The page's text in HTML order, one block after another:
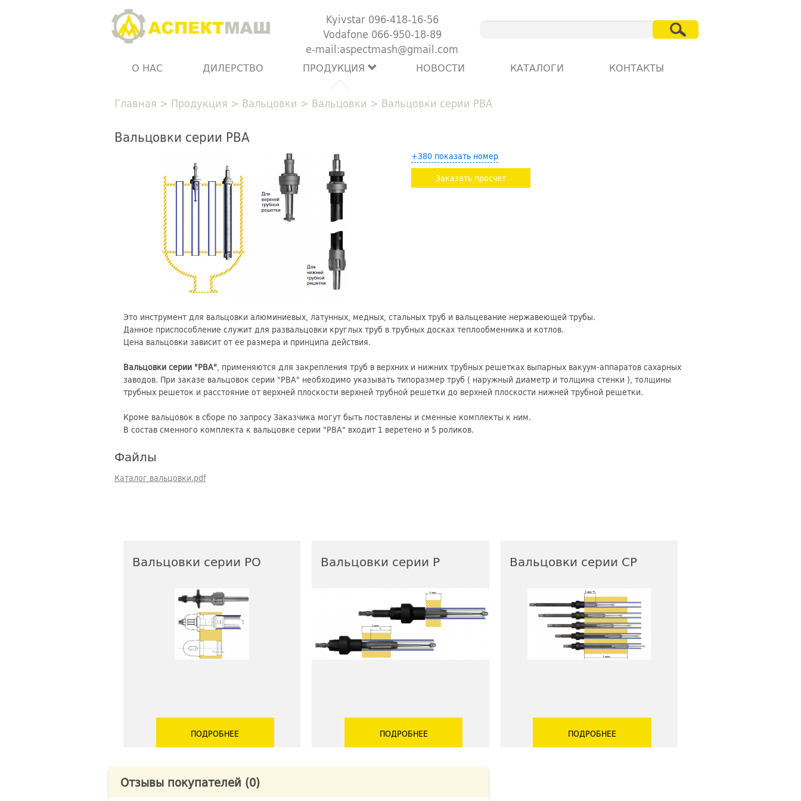
Kyivstar 096-418-16-56
Vodafone 066-950-18-89
e-mail:aspectmash@gmail.com
О НАС ДИЛЕРСТВО ПРОДУКЦИЯ НОВОСТИ КАТАЛОГИ КОНТАКТЫ
Главная > Продукция > Вальцовки > Вальцовки > Вальцовки серии РВА
Вальцовки серии РВА
+380 показать номер
Заказать просчет
Это инструмент для вальцовки алюминиевых, латунных, медных, стальных труб и вальцевание нержавеющей трубы.
Данное приспособление служит для развальцовки круглых труб в трубных досках теплообменника и котлов.
Цена вальцовки зависит от ее размера и принципа действия.
Вальцовки серии "РВА", применяются для закрепления труб в верхних и нижних трубных решетках выпарных вакуум-аппаратов сахарных
заводов. При заказе вальцовок серии "РВА" необходимо указывать типоразмер труб ( наружный диаметр и толщина стенки ), толщины
трубных решеток и расстояние от верхней плоскости верхней трубной решетки до верхней плоскости нижней трубной решетки.
Кроме вальцовок в сборе по запросу Заказчика могут быть поставлены и сменные комплекты к ним.
В состав сменного комплекта к вальцовке серии "РВА" входит 1 веретено и 5 роликов.
Файлы
Каталог вальцовки.pdf
Вальцовки серии РО
ПОДРОБНЕЕ
Вальцовки серии Р
ПОДРОБНЕЕ
Вальцовки серии СР
ПОДРОБНЕЕ
Отзывы покупателей (0)